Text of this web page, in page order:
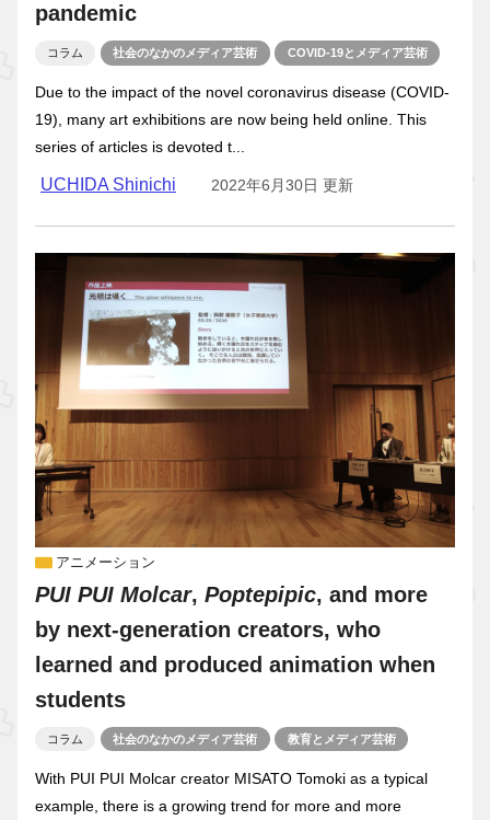
pandemic
コラム 社会のなかのメディア芸術 COVID-19とメディア芸術
Due to the impact of the novel coronavirus disease (COVID-
19), many art exhibitions are now being held online. This
series of articles is devoted t...
UCHIDA Shinichi 2022年6月30日 更新
アニメーション
PUI PUI Molcar, Poptepipic, and more
by next-generation creators, who
learned and produced animation when
students
コラム 社会のなかのメディア芸術 教育とメディア芸術
With PUI PUI Molcar creator MISATO Tomoki as a typical
example, there is a growing trend for more and more